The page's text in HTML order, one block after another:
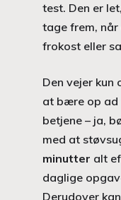
test. Den er
tage frem,
frokost eller
Den vejer kun
at bære op ad
betjene – ja,
med at
minutter alt
daglige
Derudover